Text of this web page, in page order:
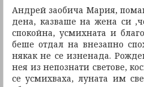
Андрей заобича Мария,
дена, казваше на жена си
спокойна, усмихната и
беше отдал на внезапно
някак не се изненада.
нея из непознати светове,
се усмихваха, луната им